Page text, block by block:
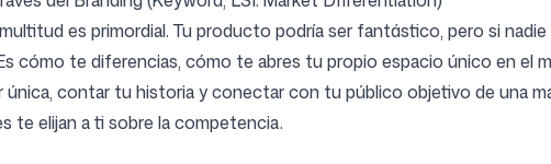
es primordial. Tu producto podría ser fantástico, pero si
cómo te diferencias, cómo te abres tu propio espacio único en el
contar tu historia y conectar con tu público objetivo de una
te elijan a ti sobre la competencia.